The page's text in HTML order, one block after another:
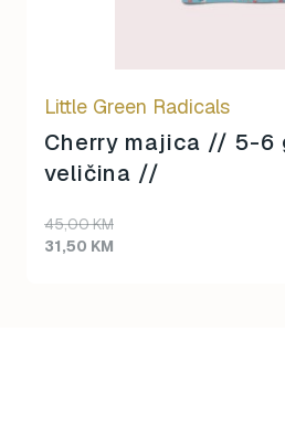
Little Green Radicals
Cherry majica // 5-6
veličina //
45,00KM
Original
price
31,50 KM
Current
price